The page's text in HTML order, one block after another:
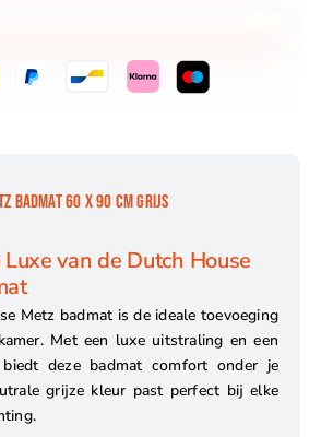
BADMAT 60 X 90 CM GRIJS
van de Dutch House
Metz badmat is de ideale toevoeging
Met een luxe uitstraling en een
deze badmat comfort onder je
grijze kleur past perfect bij elke